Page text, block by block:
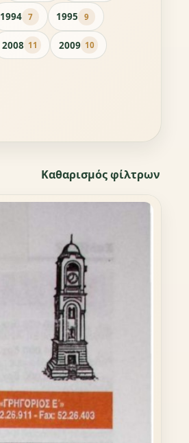
1994 7 1995 9
2008 11 2009 10
Καθαρισμός φίλτρων